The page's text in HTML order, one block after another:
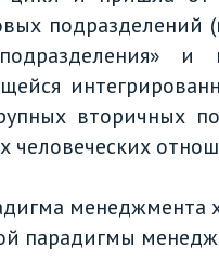
вторичных
человеческих
менеджмента
парадигмы